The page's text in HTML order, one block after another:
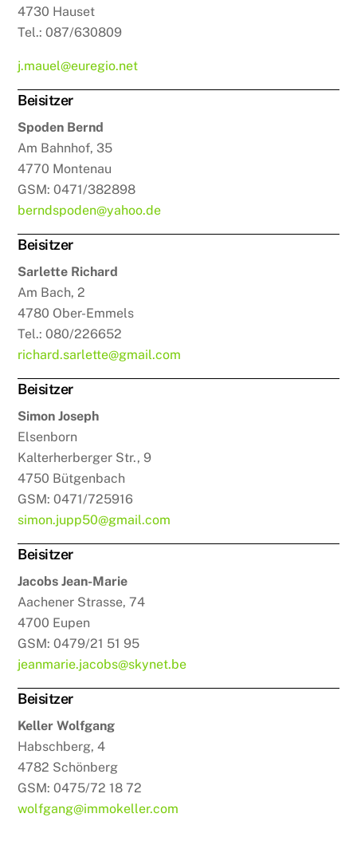
4730 Hauset
Tel.: 087/630809
j.mauel@euregio.net
Beisitzer
Spoden Bernd
Am Bahnhof, 35
4770 Montenau
GSM: 0471/382898
berndspoden@yahoo.de
Beisitzer
Sarlette Richard
Am Bach, 2
4780 Ober-Emmels
Tel.: 080/226652
richard.sarlette@gmail.com
Beisitzer
Simon Joseph
Elsenborn
Kalterherberger Str., 9
4750 Bütgenbach
GSM: 0471/725916
simon.jupp50@gmail.com
Beisitzer
Jacobs Jean-Marie
Aachener Strasse, 74
4700 Eupen
GSM: 0479/21 51 95
jeanmarie.jacobs@skynet.be
Beisitzer
Keller Wolfgang
Habschberg, 4
4782 Schönberg
GSM: 0475/72 18 72
wolfgang@immokeller.com